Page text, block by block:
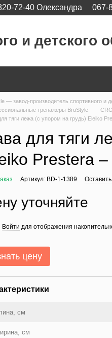
72-40 Олександра 067-
и детского
— завод-производитель спортивного и
тренажеры BruStyle
тяги лежа (с упором на грудь) Eleiko
для тяги
Prestera
Артикул: BD-1-1389
уточняйте
Войти для отображения
цену
см
см